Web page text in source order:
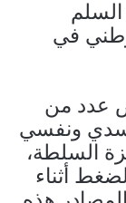
في
عدد من
ونفسي
السلطة،
أثناء